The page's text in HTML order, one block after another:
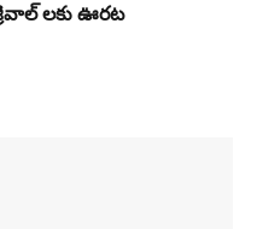
లకు ఊరట